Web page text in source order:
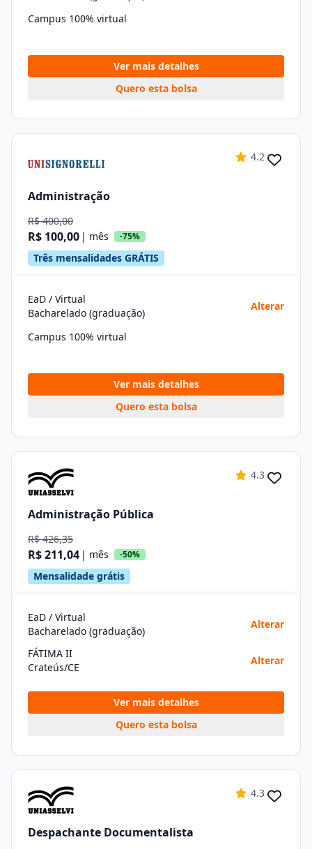
Campus 100% virtual
Ver mais detalhes
Quero esta bolsa
4.2
Administração
R$ 400,00
R$ 100,00 | mês -75%
Três mensalidades GRÁTIS
EaD / Virtual
Bacharelado (graduação)
Alterar
Campus 100% virtual
Ver mais detalhes
Quero esta bolsa
4.3
Administração Pública
R$ 426,35
R$ 211,04 | mês -50%
Mensalidade grátis
EaD / Virtual
Bacharelado (graduação)
Alterar
FÁTIMA II
Crateús/CE
Alterar
Ver mais detalhes
Quero esta bolsa
4.3
Despachante Documentalista